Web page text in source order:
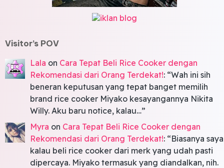
Visitor’s POV
Lala on Cara Tepat Beli Rice Cooker dengan
Rekomendasi dari Orang Terdekat!: “Wah ini sih
beneran keputusan yang tepat banget memilih
brand rice cooker Miyako kesayangannya Nikita
Willy. Aku baru notice, kalau…”
Myra on Cara Tepat Beli Rice Cooker dengan
Rekomendasi dari Orang Terdekat!: “Biasanya saya
kalau beli rice cooker dari merk yang udah pasti
dipercaya. Miyako termasuk yang diandalkan, nih.